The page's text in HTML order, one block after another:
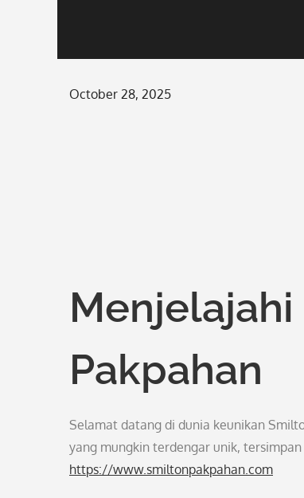
Posted
October 28, 2025
Pakpahan
Selamat datang di dunia keunikan
yang mungkin terdengar unik,
https://www.smiltonpakpahan.com